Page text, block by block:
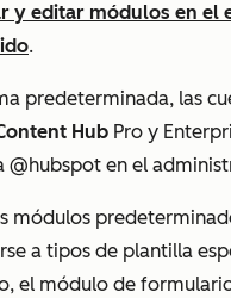
y editar módulos en el
.
predeterminada, las
Hub Pro y
@hubspot en el
módulos
a tipos de plantilla
el módulo de